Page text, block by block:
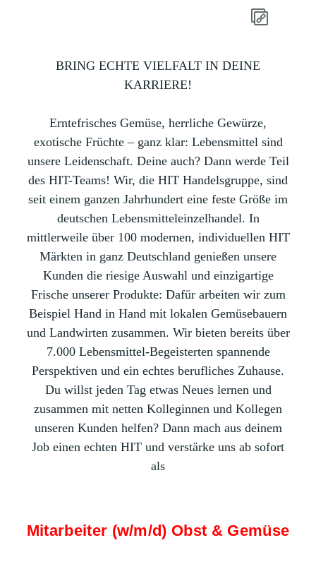
BRING ECHTE VIELFALT IN DEINE
KARRIERE!
Erntefrisches Gemüse, herrliche Gewürze,
exotische Früchte – ganz klar: Lebensmittel sind
unsere Leidenschaft. Deine auch? Dann werde Teil
des HIT-Teams! Wir, die HIT Handelsgruppe, sind
seit einem ganzen Jahrhundert eine feste Größe im
deutschen Lebensmitteleinzelhandel. In
mittlerweile über 100 modernen, individuellen HIT
Märkten in ganz Deutschland genießen unsere
Kunden die riesige Auswahl und einzigartige
Frische unserer Produkte: Dafür arbeiten wir zum
Beispiel Hand in Hand mit lokalen Gemüsebauern
und Landwirten zusammen. Wir bieten bereits über
7.000 Lebensmittel-Begeisterten spannende
Perspektiven und ein echtes berufliches Zuhause.
Du willst jeden Tag etwas Neues lernen und
zusammen mit netten Kolleginnen und Kollegen
unseren Kunden helfen? Dann mach aus deinem
Job einen echten HIT und verstärke uns ab sofort
als
Mitarbeiter (w/m/d) Obst & Gemüse